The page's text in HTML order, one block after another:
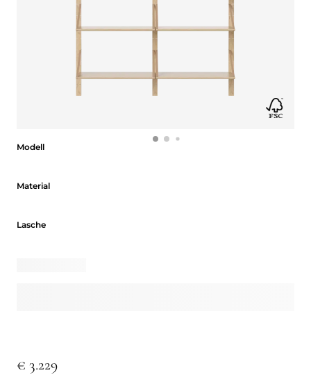
Modell
Material
Lasche
€ 3.229